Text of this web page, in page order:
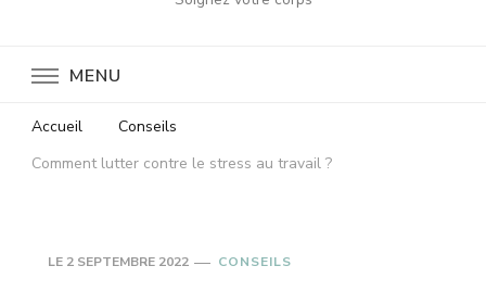
MENU
Accueil
Conseils
Comment lutter contre le stress au travail ?
LE 2 SEPTEMBRE 2022 CONSEILS